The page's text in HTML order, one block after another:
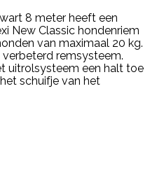
8 meter heeft een
New Classic hondenriem
van maximaal 20 kg.
remsysteem.
uitrolsysteem een halt toe
schuifje van het